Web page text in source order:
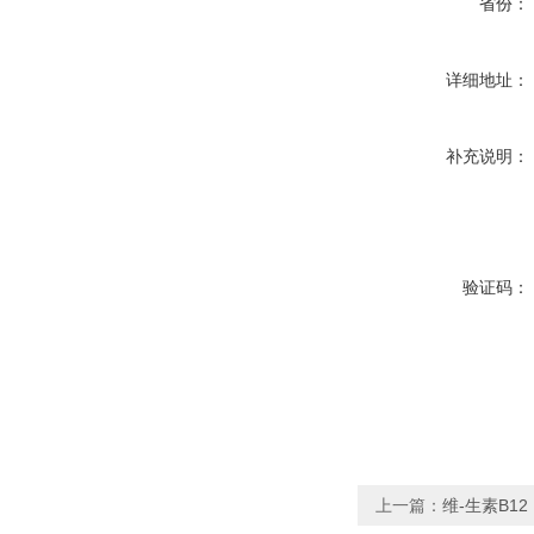
详细地址：
补充说明：
验证码：
上一篇： 维-生素B12